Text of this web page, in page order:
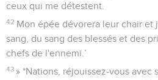
ceux qui me détestent.
42 Mon épée dévorera leur chair et
sang, du sang des blessés et des
chefs de l'ennemi.’
43 » *Nations, réjouissez-vous avec